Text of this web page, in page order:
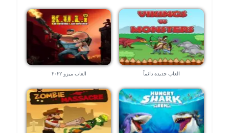
العاب جديدة دائماً العاب ميزو ٢٠٢٢